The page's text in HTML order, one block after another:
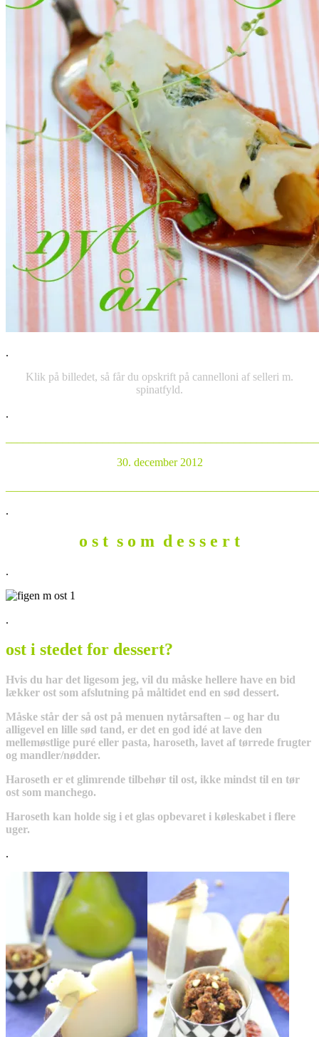
.
Klik på billedet, så får du opskrift på cannelloni af selleri m.
spinatfyld.
.
30. december 2012
.
o s t s o m d e s s e r t
.
.
ost i stedet for dessert?
Hvis du har det ligesom jeg, vil du måske hellere have en bid
lækker ost som afslutning på måltidet end en sød dessert.
Måske står der så ost på menuen nytårsaften – og har du
alligevel en lille sød tand, er det en god idé at lave den
mellemøstlige puré eller pasta, haroseth, lavet af tørrede frugter
og mandler/nødder.
Haroseth er et glimrende tilbehør til ost, ikke mindst til en tør
ost som manchego.
Haroseth kan holde sig i et glas opbevaret i køleskabet i flere
uger.
.